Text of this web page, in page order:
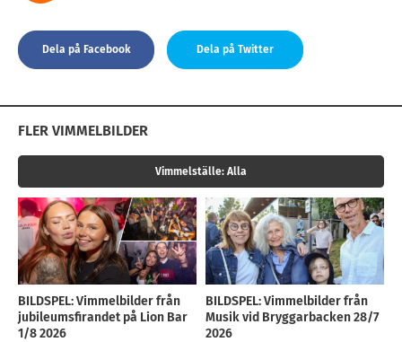
Dela på Facebook Dela på Twitter
FLER VIMMELBILDER
Vimmelställe: Alla
BILDSPEL: Vimmelbilder från
jubileumsfirandet på Lion Bar
1/8 2026
BILDSPEL: Vimmelbilder från
Musik vid Bryggarbacken 28/7
2026